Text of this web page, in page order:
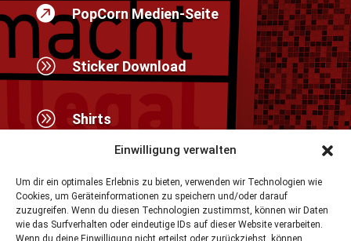
Einwilligung verwalten
Um dir ein optimales Erlebnis zu bieten, verwenden wir Technologien wie
Cookies, um Geräteinformationen zu speichern und/oder darauf
zuzugreifen. Wenn du diesen Technologien zustimmst, können wir Daten
wie das Surfverhalten oder eindeutige IDs auf dieser Website verarbeiten.
Wenn du deine Einwilligung nicht erteilst oder zurückziehst, können
 PopCorn Medien-Seite
A Sticker Download
A Shirts